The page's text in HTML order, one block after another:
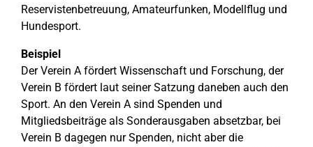
Reservistenbetreuung, Amateurfunken, Modellflug und
Hundesport.
Beispiel
Der Verein A fördert Wissenschaft und Forschung, der
Verein B fördert laut seiner Satzung daneben auch den
Sport. An den Verein A sind Spenden und
Mitgliedsbeiträge als Sonderausgaben absetzbar, bei
Verein B dagegen nur Spenden, nicht aber die